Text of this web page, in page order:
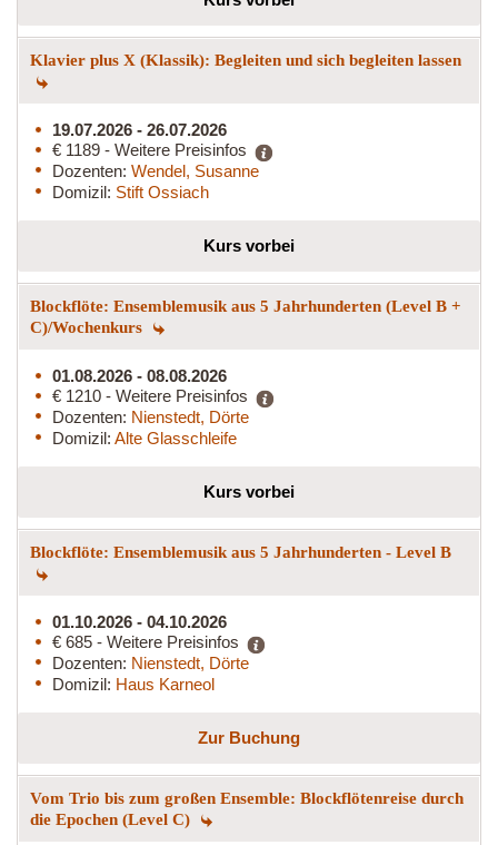
Klavier plus X (Klassik): Begleiten und sich begleiten lassen
19.07.2026 - 26.07.2026
€ 1189 - Weitere Preisinfos
Dozenten: Wendel, Susanne
Domizil: Stift Ossiach
Kurs vorbei
Blockflöte: Ensemblemusik aus 5 Jahrhunderten (Level B +
C)/Wochenkurs
01.08.2026 - 08.08.2026
€ 1210 - Weitere Preisinfos
Dozenten: Nienstedt, Dörte
Domizil: Alte Glasschleife
Kurs vorbei
Blockflöte: Ensemblemusik aus 5 Jahrhunderten - Level B
01.10.2026 - 04.10.2026
€ 685 - Weitere Preisinfos
Dozenten: Nienstedt, Dörte
Domizil: Haus Karneol
Zur Buchung
Vom Trio bis zum großen Ensemble: Blockflötenreise durch
die Epochen (Level C)